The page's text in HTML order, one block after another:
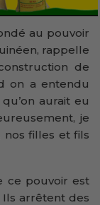
au pouvoir
rappelle
de
on a entendu
aurait eu
je
nos filles et fils
ce pouvoir est
Ils arrêtent des